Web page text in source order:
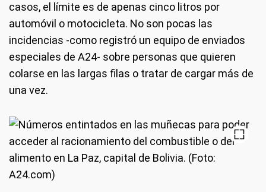
casos, el límite es de apenas cinco litros por
automóvil o motocicleta. No son pocas las
incidencias -como registró un equipo de enviados
especiales de A24- sobre personas que quieren
colarse en las largas filas o tratar de cargar más de
una vez.